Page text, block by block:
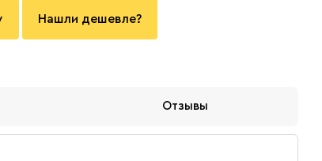
Нашли дешевле?
Отзывы